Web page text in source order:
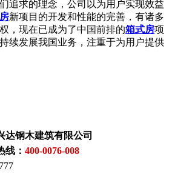
求的理念，公司以为用户实现效益
新项目的开发和性能的完善，有诸多
，现在已成为了中国前排的箱式房项
续发展我国业务，注重于为用户提供
达钢木建筑有限公司
线： 400-0076-008